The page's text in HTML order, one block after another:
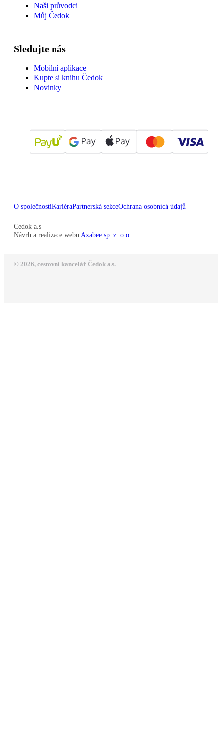
Naši průvodci
Můj Čedok
Sledujte nás
Mobilní aplikace
Kupte si knihu Čedok
Novinky
O společnostiKariéraPartnerská sekceOchrana osobních údajů
Čedok a.s
Návrh a realizace webu Axabee sp. z. o.o.
© 2026, cestovní kancelář Čedok a.s.